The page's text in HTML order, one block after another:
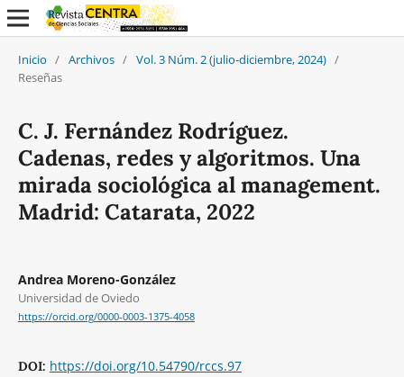
Inicio / Archivos / Vol. 3 Núm. 2 (julio-diciembre, 2024) /
Reseñas
C. J. Fernández Rodríguez.
Cadenas, redes y algoritmos. Una
mirada sociológica al management.
Madrid: Catarata, 2022
Andrea Moreno-González
Universidad de Oviedo
https://orcid.org/0000-0003-1375-4058
DOI: https://doi.org/10.54790/rccs.97